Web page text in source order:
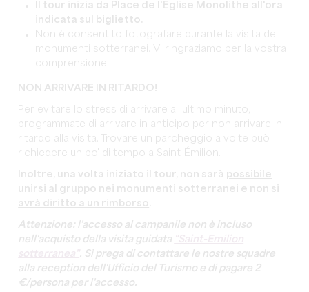
Il tour inizia da Place de l'Eglise Monolithe all'ora
indicata sul biglietto.
Non è consentito fotografare durante la visita dei
monumenti sotterranei. Vi ringraziamo per la vostra
comprensione.
NON ARRIVARE IN RITARDO!
Per evitare lo stress di arrivare all'ultimo minuto,
programmate di arrivare in anticipo per non arrivare in
ritardo alla visita. Trovare un parcheggio a volte può
richiedere un po' di tempo a Saint-Émilion.
Inoltre, una volta iniziato il tour, non sarà possibile
unirsi al gruppo nei monumenti sotterranei e non si
avrà diritto a un rimborso
Attenzione: l'accesso al campanile non è incluso
nell'acquisto della visita guidata
. Si prega di contattare le nostre squadre
alla reception dell'Ufficio del Turismo e di pagare 2
€/persona per l'accesso.